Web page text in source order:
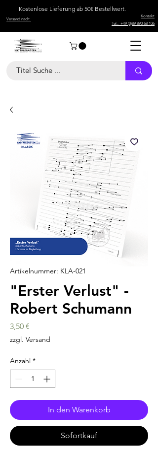
Kostenlose Lieferung ab 50€ Bestellwert.
Kontakt
Tel.: +49 (0)89 890 68 106
Versand nach:
Artikelnummer: KLA-021
"Erster Verlust" -
Robert Schumann
3,50 €
zzgl. Versand
Anzahl *
In den Warenkorb
Sofortkauf